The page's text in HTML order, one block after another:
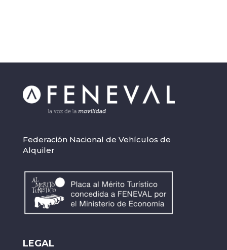
Federación Nacional de Vehículos de
Alquiler
LEGAL